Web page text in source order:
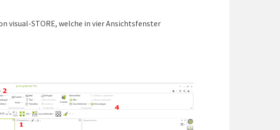
visual-STORE, welche in vier Ansichtsfenster